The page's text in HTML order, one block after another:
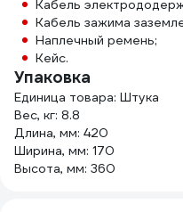
Кабель
Кабель зажима
Наплечный ремень;
Кейс.
Упаковка
Единица товара: Штука
Вес, кг: 8.8
Длина, мм: 420
Ширина, мм: 170
Высота, мм: 360